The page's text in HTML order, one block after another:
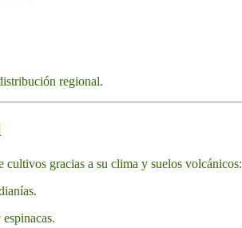
regional.
cultivos gracias a su clima y suelos volcánicos: